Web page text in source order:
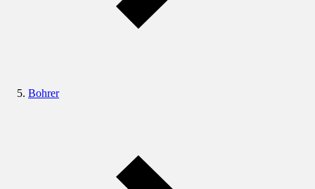
Bohrer